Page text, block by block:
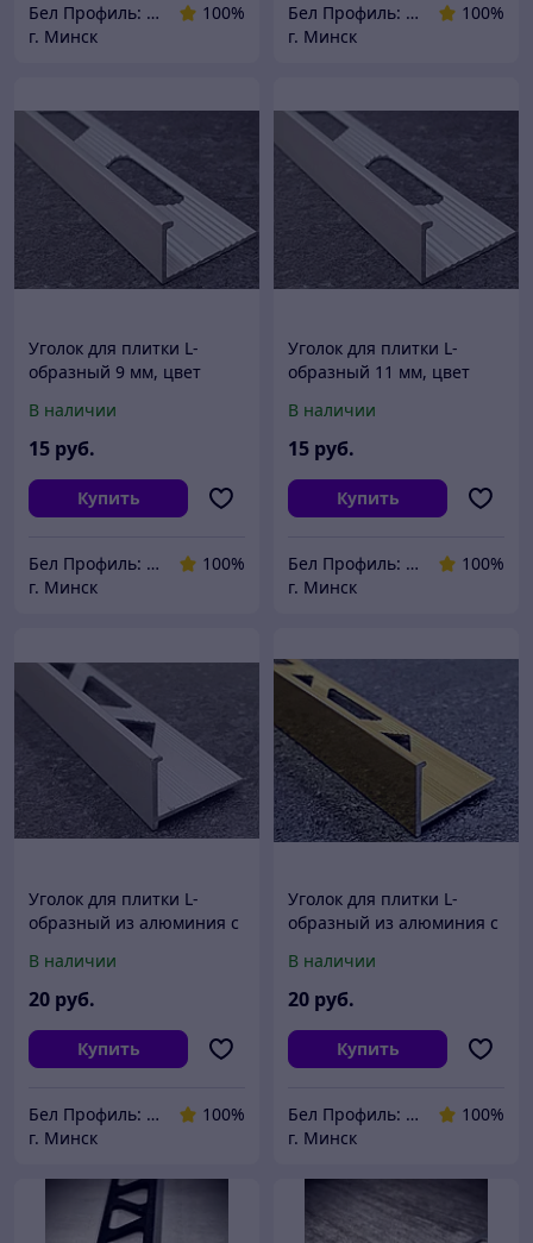
Бел Профиль: Уголки для плитки, профили для плитки, алюминиевые уголки, пороги для пола.
100%
г. Минск
Бел Профиль: Уголки для плитки, профили для плитки, алюминиевые уголки, пороги для пола.
100%
г. Минск
Уголок для плитки L-
образный 9 мм, цвет
В наличии
15 руб.
Купить
Бел Профиль: Уголки для плитки, профили для плитки, алюминиевые уголки, пороги для пола.
100%
г. Минск
Уголок для плитки L-
образный 11 мм, цвет
В наличии
15 руб.
Купить
Бел Профиль: Уголки для плитки, профили для плитки, алюминиевые уголки, пороги для пола.
100%
г. Минск
Уголок для плитки L-
образный из алюминия с
матовое 270 см
В наличии
20 руб.
Купить
Бел Профиль: Уголки для плитки, профили для плитки, алюминиевые уголки, пороги для пола.
100%
г. Минск
Уголок для плитки L-
образный из алюминия с
глянец 270 см
В наличии
20 руб.
Купить
Бел Профиль: Уголки для плитки, профили для плитки, алюминиевые уголки, пороги для пола.
100%
г. Минск